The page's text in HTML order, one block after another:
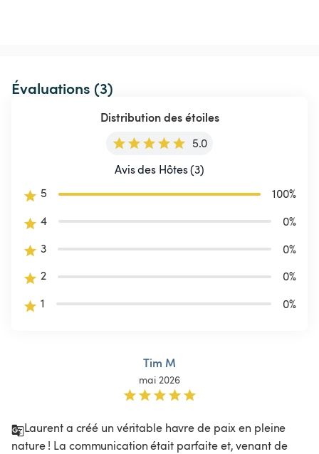
Évaluations (3)
Distribution des étoiles
5.0
Avis des Hôtes (3)
5
100%
4
0%
3
0%
2
0%
1
0%
Tim M
mai 2026
Laurent a créé un véritable havre de paix en pleine
nature ! La communication était parfaite et, venant de